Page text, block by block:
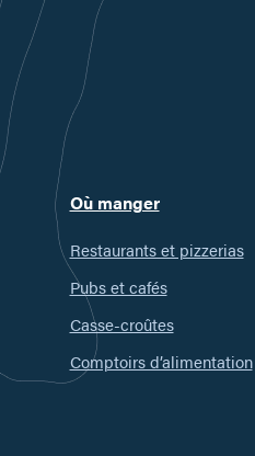
Où manger
Restaurants et pizzerias
Pubs et cafés
Casse-croûtes
Comptoirs d’alimentation